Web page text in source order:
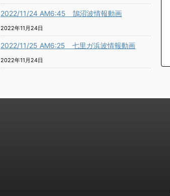
2022/11/24 AM6:45 鵠沼波情報動画
2022年11月24日
2022/11/25 AM6:25 七里ガ浜波情報動画
2022年11月24日